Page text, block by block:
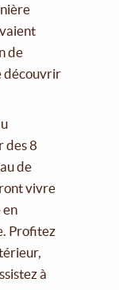
de
découvrir
des 8
de
vivre
en
Profitez
à